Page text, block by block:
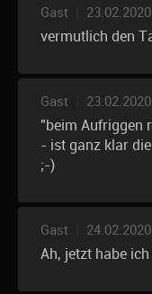
Gast
vermutlich den
Gast
"beim Aufriggen
- ist ganz klar
;-)
Gast
Ah, jetzt habe